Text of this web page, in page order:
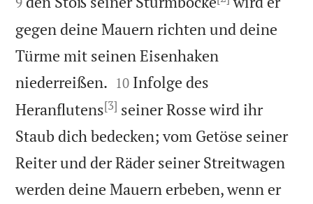
gegen deine Mauern richten und deine
Türme mit seinen Eisenhaken
niederreißen. 

10 Infolge des
Heranflutens[3] seiner Rosse wird ihr
Staub dich bedecken; vom Getöse seiner
Reiter und der Räder seiner Streitwagen
werden deine Mauern erbeben, wenn er